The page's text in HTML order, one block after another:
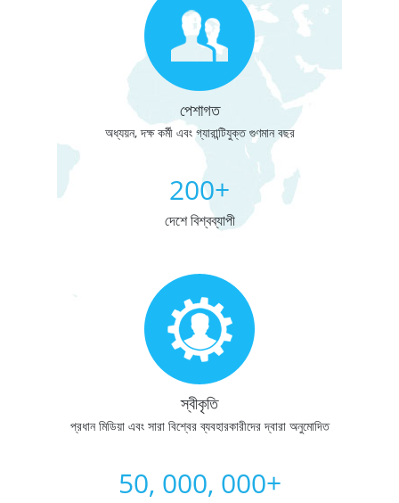
পেশাগত
অধ্যয়ন, দক্ষ কর্মী এবং গ্যারান্টিযুক্ত গুণমান বছর
200+
দেশে বিশ্বব্যাপী
স্বীকৃতি
প্রধান মিডিয়া এবং সারা বিশ্বের ব্যবহারকারীদের দ্বারা অনুমোদিত
50, 000, 000+